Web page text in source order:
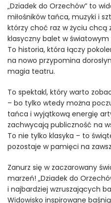
„Dziadek do Orzechów” to
miłośników tańca, muzyki i
którzy choć raz w życiu chcą
klasyczny balet w światowym
To historia, która łączy
na nowo przypomina
magia teatru.
To spektakl, który warto
– bo tylko wtedy można
tańca i wyjątkową energię
zachwycają publiczność na
To nie tylko klasyka – to
pozostaje w pamięci na
Zanurz się w zaczarowany
marzeń! „Dziadek do
i najbardziej wzruszających
Widowisko inspirowane